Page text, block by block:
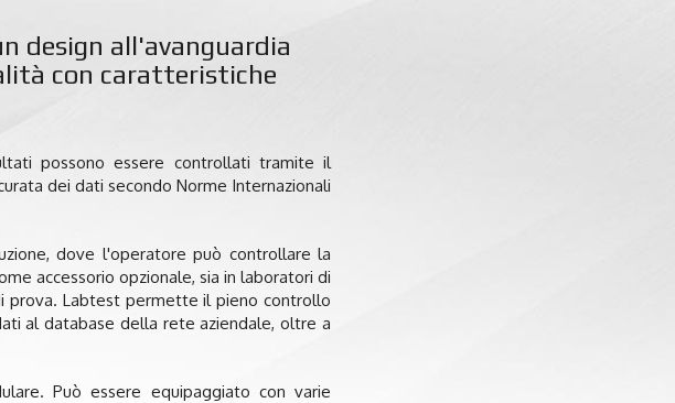
design all'avanguardia
con caratteristiche
possono essere controllati tramite il
dei dati secondo Norme Internazionali
dove l'operatore può controllare la
accessorio opzionale, sia in laboratori di
prova. Labtest permette il pieno controllo
al database della rete aziendale, oltre a
Può essere equipaggiato con varie